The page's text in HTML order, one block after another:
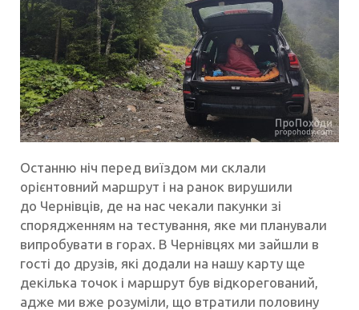
Останню ніч перед виїздом ми склали
орієнтовний маршрут і на ранок вирушили
до Чернівців, де на нас чекали пакунки зі
спорядженням на тестування, яке ми планували
випробувати в горах. В Чернівцях ми зайшли в
гості до друзів, які додали на нашу карту ще
декілька точок і маршрут був відкорегований,
адже ми вже розуміли, що втратили половину